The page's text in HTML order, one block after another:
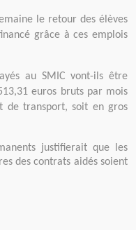
le retour des élèves
grâce à ces emplois
au SMIC vont-ils être
euros bruts par mois
de transport, soit en gros
justifierait que les
des contrats aidés soient